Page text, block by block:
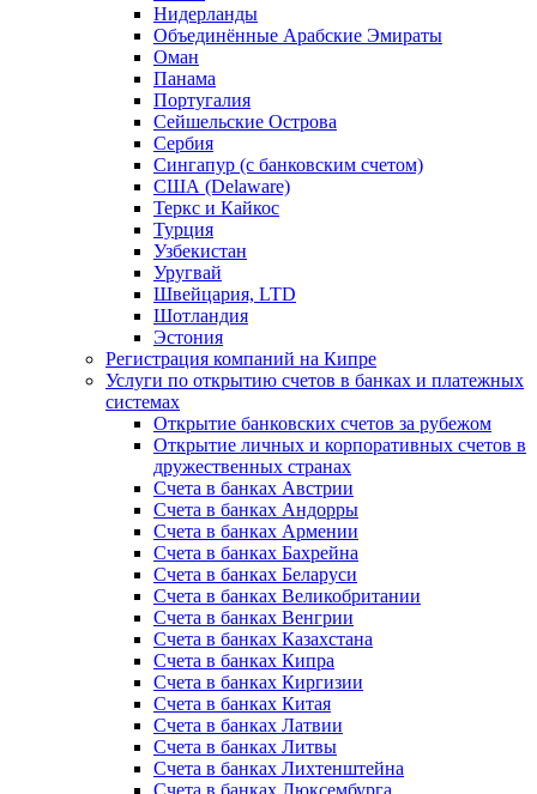
Нидерланды
Объединённые Арабские Эмираты
Оман
Панама
Португалия
Сейшельские Острова
Сербия
Сингапур (c банковским счетом)
США (Delaware)
Теркс и Кайкос
Турция
Узбекистан
Уругвай
Швейцария, LTD
Шотландия
Эстония
Регистрация компаний на Кипре
Услуги по открытию счетов в банках и платежных
системах
Открытие банковских счетов за рубежом
Открытие личных и корпоративных счетов в
дружественных странах
Счета в банках Австрии
Счета в банках Андорры
Счета в банках Армении
Счета в банках Бахрейна
Счета в банках Беларуси
Счета в банках Великобритании
Счета в банках Венгрии
Счета в банках Казахстана
Счета в банках Кипра
Счета в банках Киргизии
Счета в банках Китая
Счета в банках Латвии
Счета в банках Литвы
Счета в банках Лихтенштейна
Счета в банках Люксембурга